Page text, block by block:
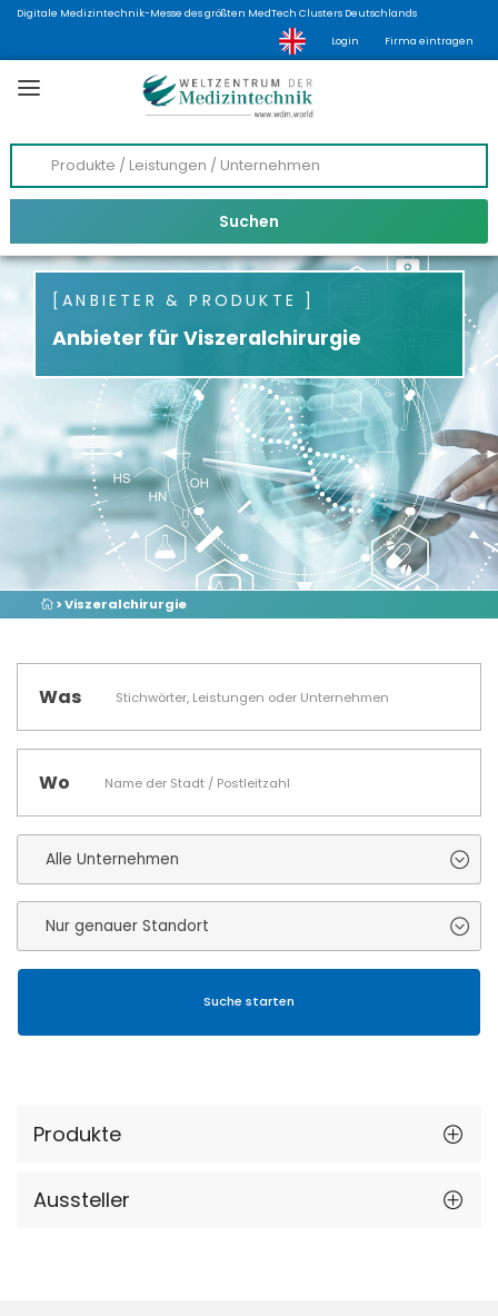
Digitale Medizintechnik-Messe des größten MedTech Clusters Deutschlands
Login Firma eintragen
ANBIETER & PRODUKTE
Anbieter für Viszeralchirurgie
> Viszeralchirurgie
Was
Wo
Produkte
Aussteller